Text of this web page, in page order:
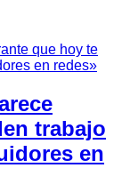
trabajo
en